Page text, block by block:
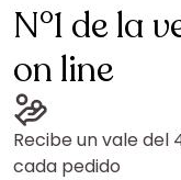
N°1 de la
on line
Recibe un vale del
cada pedido